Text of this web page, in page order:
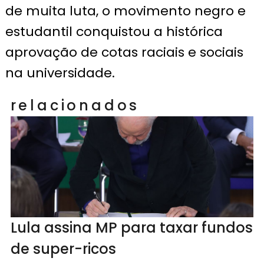
de muita luta, o movimento negro e
estudantil conquistou a histórica
aprovação de cotas raciais e sociais
na universidade.
relacionados
Lula assina MP para taxar fundos
de super-ricos